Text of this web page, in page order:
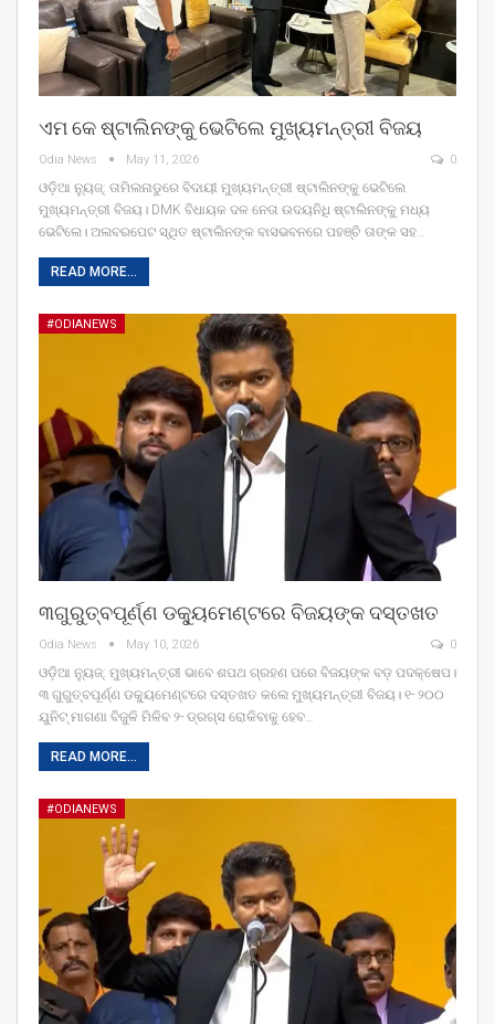
ଏମ କେ ଷ୍ଟାଲିନଙ୍କୁ ଭେଟିଲେ ମୁଖ୍ୟମନ୍ତ୍ରୀ ବିଜୟ
Odia News May 11, 2026 0
ଓଡ଼ିଆ ନ୍ୟୁଜ୍: ତାମିଲନାଡୁରେ ବିଦାୟୀ ମୁଖ୍ୟମନ୍ତ୍ରୀ ଷ୍ଟାଲିନଙ୍କୁ ଭେଟିଲେ
ମୁଖ୍ୟମନ୍ତ୍ରୀ ବିଜୟ। DMK ବିଧାୟକ ଦଳ ନେତା ଉଦୟନିଧି ଷ୍ଟାଲିନଙ୍କୁ ମଧ୍ୟ
ଭେଟିଲେ। ଅଲବରପେଟ ସ୍ଥିତ ଷ୍ଟାଲିନଙ୍କ ବାସଭବନରେ ପହଞ୍ଚି ତାଙ୍କ ସହ…
READ MORE...
#ODIANEWS
୩ଗୁରୁତ୍ବପୂର୍ଣ୍ଣ ଡକ୍ୟୁମେଣ୍ଟରେ ବିଜୟଙ୍କ ଦସ୍ତଖତ
Odia News May 10, 2026 0
ଓଡ଼ିଆ ନ୍ୟୁଜ୍: ମୁଖ୍ୟମନ୍ତ୍ରୀ ଭାବେ ଶପଥ ଗ୍ରହଣ ପରେ ବିଜୟଙ୍କ ବଡ଼ ପଦକ୍ଷେପ।
୩ ଗୁରୁତ୍ବପୂର୍ଣ୍ଣ ଡକ୍ୟୁମେଣ୍ଟରେ ଦସ୍ତଖତ କଲେ ମୁଖ୍ୟମନ୍ତ୍ରୀ ବିଜୟ। ୧- ୨୦୦
ଯୁନିଟ୍ ମାଗଣା ବିଜୁଳି ମିଳିବ ୨- ଡ୍ରଗ୍ସ ରୋକିବାକୁ ହେବ…
READ MORE...
#ODIANEWS